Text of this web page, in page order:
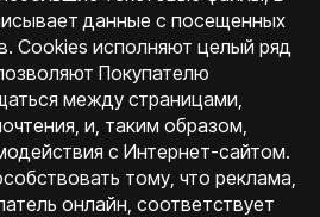
данные с посещенных
Cookies исполняют целый ряд
Покупателю
между страницами,
и, таким образом,
с Интернет-сайтом.
тому, что реклама,
онлайн, соответствует